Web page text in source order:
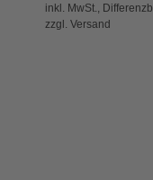
inkl. MwSt.,
zzgl. Versand